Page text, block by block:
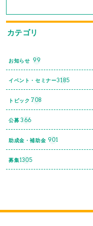
カテゴリ
お知らせ 99
イベント・セミナー3185
トピック 708
公募 366
助成金・補助金 901
募集1305